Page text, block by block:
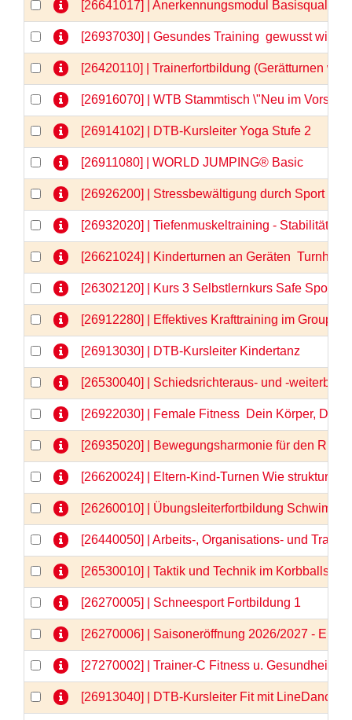
[26641017] | Anerkennungsmodul
[26937030] | Gesundes Training  gewusst wie
[26420110] | Trainerfortbildung (Gerätturnen
[26916070] | WTB Stammtisch \"Neu im
[26914102] | DTB-Kursleiter Yoga Stufe 2
[26911080] | WORLD JUMPING® Basic
[26926200] | Stressbewältigung durch Sport -
[26932020] | Tiefenmuskeltraining - Stabilität
[26621024] | Kinderturnen an Geräten 
[26302120] | Kurs 3 Selbstlernkurs Safe Sport
[26912280] | Effektives Krafttraining im
[26913030] | DTB-Kursleiter Kindertanz
[26530040] | Schiedsrichteraus- und -
[26922030] | Female Fitness  Dein Körper,
[26935020] | Bewegungsharmonie für den
[26620024] | Eltern-Kind-Turnen Wie
[26260010] | Übungsleiterfortbildung
[26440050] | Arbeits-, Organisations- und
[26530010] | Taktik und Technik im
[26270005] | Schneesport Fortbildung 1
[26270006] | Saisoneröffnung 2026/2027 -
[27270002] | Trainer-C Fitness u. Gesundheit
[26913040] | DTB-Kursleiter Fit mit LineDance